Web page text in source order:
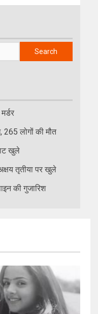
Search
265 लोगों की मौत
खुले
तृतीया पर खुले
की गुजारिश